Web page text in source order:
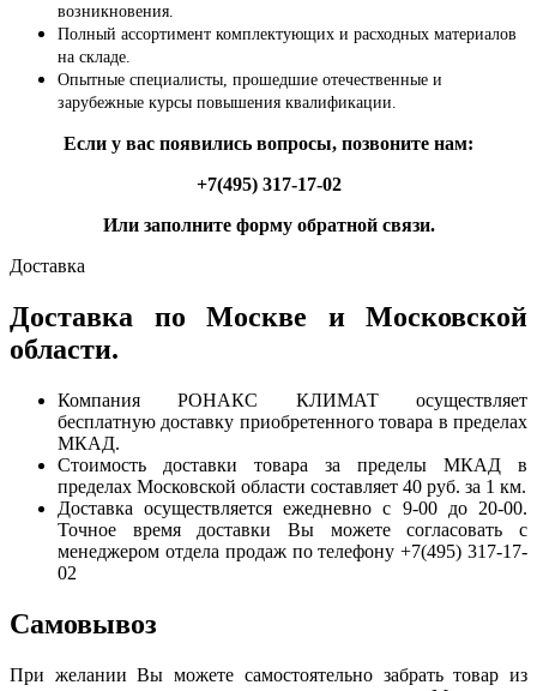
возникновения.
Полный ассортимент комплектующих и расходных материалов
на складе.
Опытные специалисты, прошедшие отечественные и
зарубежные курсы повышения квалификации.
Если у вас появились вопросы, позвоните нам:
+7(495) 317-17-02
Или заполните форму обратной связи.
Доставка
Доставка по Москве и Московской
области.
Компания РОНАКС КЛИМАТ осуществляет
бесплатную доставку приобретенного товара в пределах
МКАД.
Стоимость доставки товара за пределы МКАД в
пределах Московской области составляет 40 руб. за 1 км.
Доставка осуществляется ежедневно с 9-00 до 20-00.
Точное время доставки Вы можете согласовать с
менеджером отдела продаж по телефону +7(495) 317-17-
02
Самовывоз
При желании Вы можете самостоятельно забрать товар из